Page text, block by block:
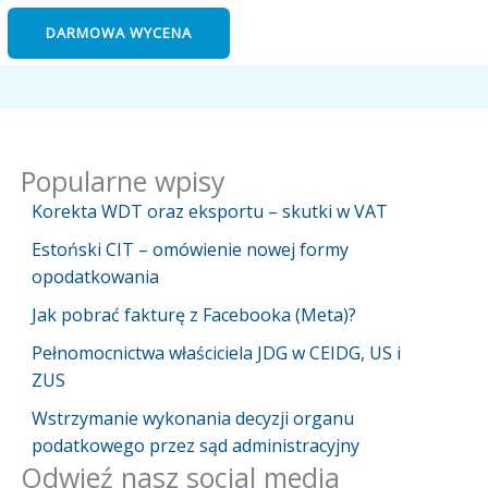
DARMOWA WYCENA
Popularne wpisy
Korekta WDT oraz eksportu – skutki w VAT
Estoński CIT – omówienie nowej formy
opodatkowania
Jak pobrać fakturę z Facebooka (Meta)?
Pełnomocnictwa właściciela JDG w CEIDG, US i
ZUS
Wstrzymanie wykonania decyzji organu
podatkowego przez sąd administracyjny
Odwieź nasz social media